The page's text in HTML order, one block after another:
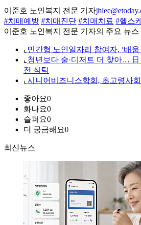
이준호 노인복지 전문 기자
#치매예방 #치매진단 #치매치료 #헬스
이준호 노인복지 전문 기자의 주요 뉴스
⌞ 민간형 노인일자리 참여자, ‘배
⌞ 청년보다 술·디저트 더 찾아…
전 식탁
⌞ 시니어비즈니스학회, 초고령사
좋아요0
화나요0
슬퍼요0
더 궁금해요0
최신뉴스